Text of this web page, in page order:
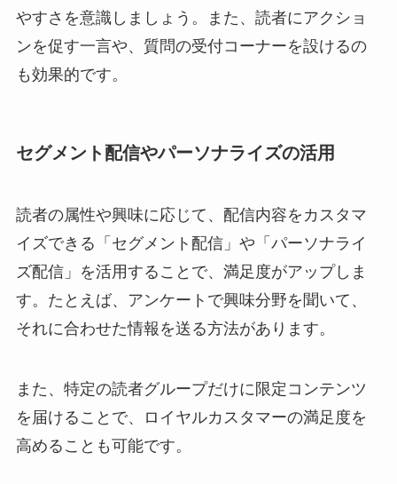
やすさを意識しましょう。また、読者にアクショ
ンを促す一言や、質問の受付コーナーを設けるの
も効果的です。
セグメント配信やパーソナライズの活用
読者の属性や興味に応じて、配信内容をカスタマ
イズできる「セグメント配信」や「パーソナライ
ズ配信」を活用することで、満足度がアップしま
す。たとえば、アンケートで興味分野を聞いて、
それに合わせた情報を送る方法があります。
また、特定の読者グループだけに限定コンテンツ
を届けることで、ロイヤルカスタマーの満足度を
高めることも可能です。